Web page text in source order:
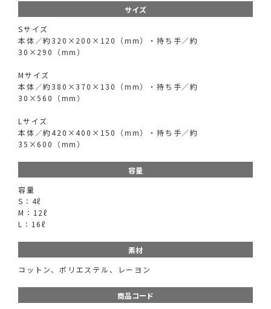
サイズ
Sサイズ
本体／約320×200×120（mm）・持ち手／約
30×290（mm）
Mサイズ
本体／約380×370×130（mm）・持ち手／約
30×560（mm）
Lサイズ
本体／約420×400×150（mm）・持ち手／約
35×600（mm）
容量
容量
S：4ℓ
M：12ℓ
L：16ℓ
素材
コットン、ポリエステル、レーヨン
商品コード